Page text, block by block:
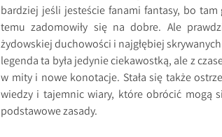
bardziej jeśli jesteście fanami fantasy, bo
temu zadomowiły się na dobre. Ale
żydowskiej duchowości i najgłębiej
legenda ta była jedynie ciekawostką, ale z
w mity i nowe konotacje. Stała się także
wiedzy i tajemnic wiary, które obrócić mogą
podstawowe zasady.